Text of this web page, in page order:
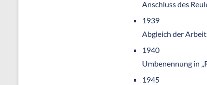
Anschluss des
1939
Abgleich der
1940
Umbenennung in
1945